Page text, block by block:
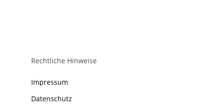
Rechtliche Hinweise
Impressum
Datenschutz